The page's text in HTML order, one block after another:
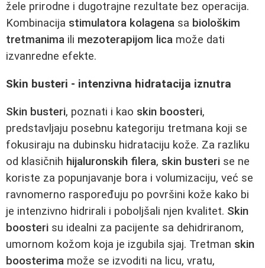
žele prirodne i dugotrajne rezultate bez operacija.
Kombinacija stimulatora kolagena sa biološkim
tretmanima ili mezoterapijom lica može dati
izvanredne efekte.
Skin busteri - intenzivna hidratacija iznutra
Skin busteri, poznati i kao skin boosteri,
predstavljaju posebnu kategoriju tretmana koji se
fokusiraju na dubinsku hidrataciju kože. Za razliku
od klasičnih hijaluronskih filera, skin busteri se ne
koriste za popunjavanje bora i volumizaciju, već se
ravnomerno raspoređuju po površini kože kako bi
je intenzivno hidrirali i poboljšali njen kvalitet. Skin
boosteri su idealni za pacijente sa dehidriranom,
umornom kožom koja je izgubila sjaj. Tretman skin
boosterima može se izvoditi na licu, vratu,